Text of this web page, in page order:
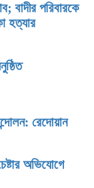
বাদীর পরিবারকে
হত্যার
রেদোয়ান
অভিযোগে